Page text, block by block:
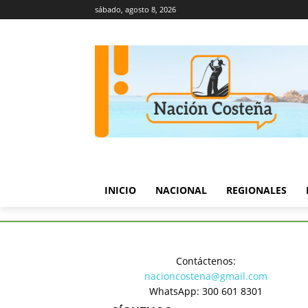
sábado, agosto 8, 2026
INICIO NACIONAL REGIONALES
Política
Petro
Contáctenos:
nacioncostena@gmail.com
WhatsApp: 300 601 8301